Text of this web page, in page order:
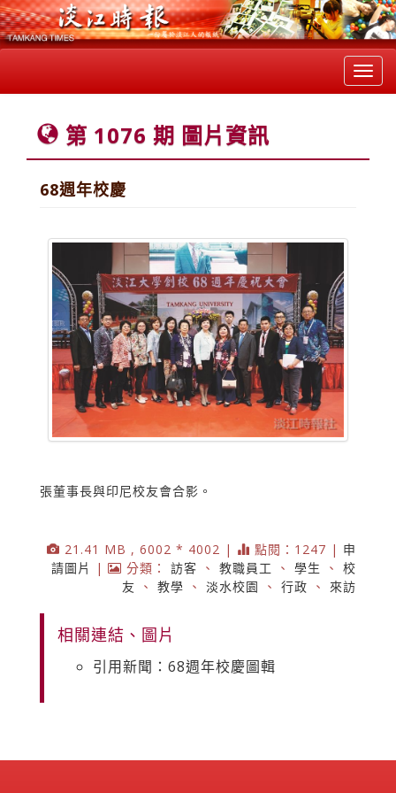
第 1076 期 圖片資訊
68週年校慶
張董事長與印尼校友會合影。
21.41 MB , 6002 * 4002 | 點閱：1247 | 申
請圖片
| 分類： 訪客 、 教職員工 、 學生 、 校
友
、 教學 、 淡水校園 、 行政 、 來訪
相關連結、圖片
引用新聞：68週年校慶圖輯